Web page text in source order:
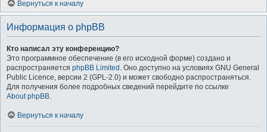
Вернуться к началу
Информация о phpBB
Кто написал эту конференцию?
Это программное обеспечение (в его исходной форме) создано и
распространяется phpBB Limited . Оно доступно на условиях GNU General
Public Licence, версии 2 (GPL-2.0) и может свободно распространяться.
Для получения более подробных сведений перейдите по ссылке
About phpBB.
Вернуться к началу